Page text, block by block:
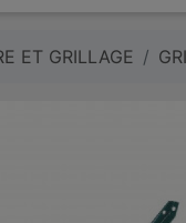
ET GRILLAGE